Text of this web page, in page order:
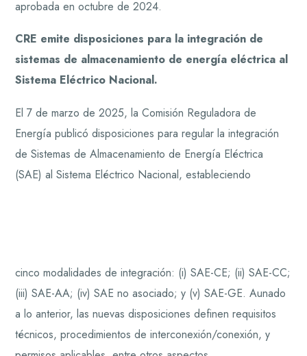
aprobada en octubre de 2024.
CRE emite disposiciones para la integración de
sistemas de almacenamiento de energía eléctrica al
Sistema Eléctrico Nacional.
El 7 de marzo de 2025, la Comisión Reguladora de
Energía publicó disposiciones para regular la integración
de Sistemas de Almacenamiento de Energía Eléctrica
(SAE) al Sistema Eléctrico Nacional, estableciendo
cinco modalidades de integración: (i) SAE-CE; (ii) SAE-CC;
(iii) SAE-AA; (iv) SAE no asociado; y (v) SAE-GE. Aunado
a lo anterior, las nuevas disposiciones definen requisitos
técnicos, procedimientos de interconexión/conexión, y